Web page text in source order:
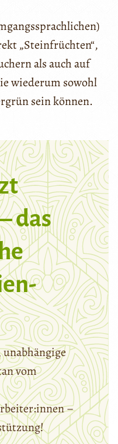
„Steinfrüchten“,
als auch auf
wiederum sowohl
sein können.
das
vom
–